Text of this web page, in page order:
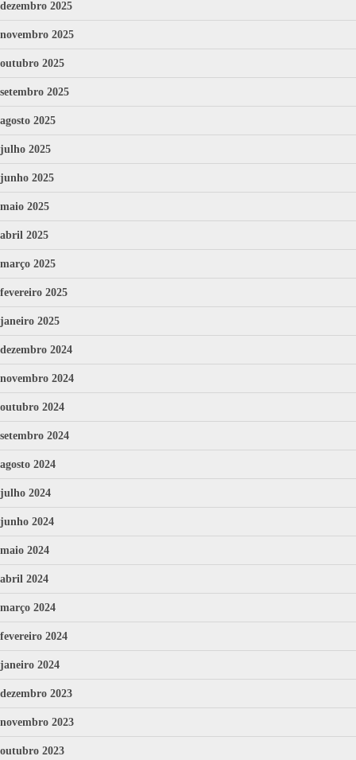
dezembro 2025
novembro 2025
outubro 2025
setembro 2025
agosto 2025
julho 2025
junho 2025
maio 2025
abril 2025
março 2025
fevereiro 2025
janeiro 2025
dezembro 2024
novembro 2024
outubro 2024
setembro 2024
agosto 2024
julho 2024
junho 2024
maio 2024
abril 2024
março 2024
fevereiro 2024
janeiro 2024
dezembro 2023
novembro 2023
outubro 2023